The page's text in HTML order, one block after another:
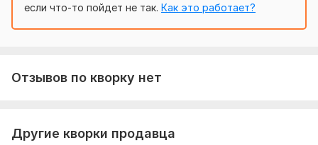
если что-то пойдет не так. Как это работает?
Отзывов по кворку нет
Другие кворки продавца